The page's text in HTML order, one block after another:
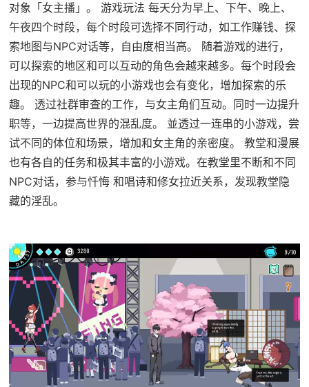
对象「女主播」。 游戏玩法 每天分为早上、下午、晚上、
午夜四个时段，每个时段可选择不同行动，如工作赚钱、探
索地图与NPC对话等，自由度相当高。 随着游戏的进行，
可以探索的地区和可以互动的角色会越来越多。每个时段会
出现的NPC和可以玩的小游戏也会有变化，增加探索的乐
趣。 透过社群审查的工作，与女主角们互动。同时一边提升
职等，一边提高世界的混乱度。 並透过一连串的小游戏，尝
试不同的体位和场景，增加和女主角的亲密度。 教堂和漫展
也有各自的任务和极其丰富的小游戏。在教堂里不断和不同
NPC对话，参与忏悔 和唱诗和修女拉近关系，发现教堂隐
藏的淫乱。